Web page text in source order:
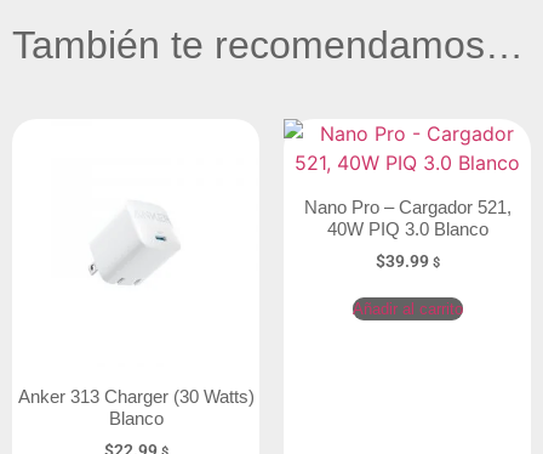
También te recomendamos…
Anker 313 Charger (30 Watts)
Blanco
Nano Pro – Cargador 521,
40W PIQ 3.0 Blanco
$39.99 $
Añadir al carrito